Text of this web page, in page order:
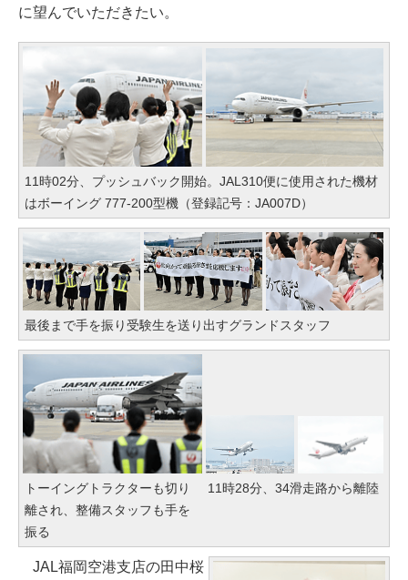
に望んでいただきたい。
11時02分、プッシュバック開始。JAL310便に使用された機材
はボーイング 777-200型機（登録記号：JA007D）
最後まで手を振り受験生を送り出すグランドスタッフ
トーイングトラクターも切り
離され、整備スタッフも手を
振る
11時28分、34滑走路から離陸
JAL福岡空港支店の田中桜